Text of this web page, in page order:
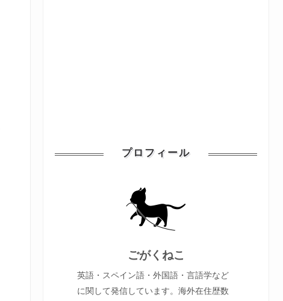
プロフィール
ごがくねこ
英語・スペイン語・外国語・言語学など
に関して発信しています。海外在住歴数